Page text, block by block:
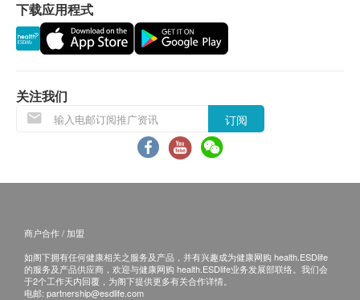
Lab4b Probiotics 专利天然活性益生菌(合生元) 配方
100亿:
Bifidobacterium bifidum 比菲德氏菌(CUL-20)
34)
Lactobacillus salivarius 唾液乳酸杆菌(CUL-61)
Lactobacillus paracasei 副干酪杆菌(CUL-08)
初生婴儿(0 - 24个月) : 每日1 包
喂哺母乳妇女，可加入已准备的母乳、也建议洒于乳
头周围，直接食用。
当顾客收取已订购之货品时，有责任检查货品是否
有损毁情况，一经确认签收，恕不接受退换。
退换产品必须包装完整，如退换之产品有任何残缺
如有其他损坏或遗漏查询，顾客必须保留有效收据
正本，并于送货后3个工作天内按下列方式联络
Pony Supermarket客户服务部跟进。
下载应用程式
关注我们
订阅
商户合作 / 加盟
如阁下拥有任何健康相关之服务及产品，并有兴趣成为健康网购 health.ESDlife
的服务及产品供应商，欢迎与健康网购 health.ESDlife业务发展部联络。我们会
于2个工作天内回覆，为阁下提供更多有关合作详情。
电邮: partnership@esdlife.com